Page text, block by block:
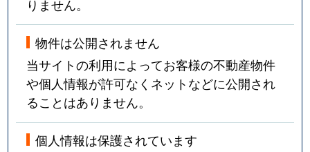
りません。
物件は公開されません
当サイトの利用によってお客様の不動産物件
や個人情報が許可なくネットなどに公開され
ることはありません。
個人情報は保護されています